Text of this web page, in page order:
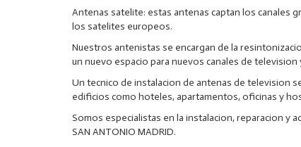
Antenas satelite: estas antenas captan los canales
los satelites europeos.
Nuestros antenistas se encargan de la
un nuevo espacio para nuevos canales de
Un tecnico de instalacion de antenas de television
edificios como hoteles, apartamentos, oficinas y
Somos especialistas en la instalacion, reparacion y
SAN ANTONIO MADRID.